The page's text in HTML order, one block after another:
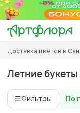
Перейти
основному
содержанию
Вы
здесь
Доставка цветов в
Летние букеты
☰Фильтры По